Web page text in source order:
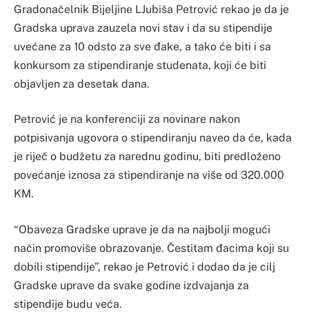
Gradonačelnik Bijeljine LJubiša Petrović rekao je da je
Gradska uprava zauzela novi stav i da su stipendije
uvećane za 10 odsto za sve đake, a tako će biti i sa
konkursom za stipendiranje studenata, koji će biti
objavljen za desetak dana.
Petrović je na konferenciji za novinare nakon
potpisivanja ugovora o stipendiranju naveo da će, kada
je riječ o budžetu za narednu godinu, biti predloženo
povećanje iznosa za stipendiranje na više od 320.000
KM.
“Obaveza Gradske uprave je da na najbolji mogući
način promoviše obrazovanje. Čestitam đacima koji su
dobili stipendije”, rekao je Petrović i dodao da je cilj
Gradske uprave da svake godine izdvajanja za
stipendije budu veća.